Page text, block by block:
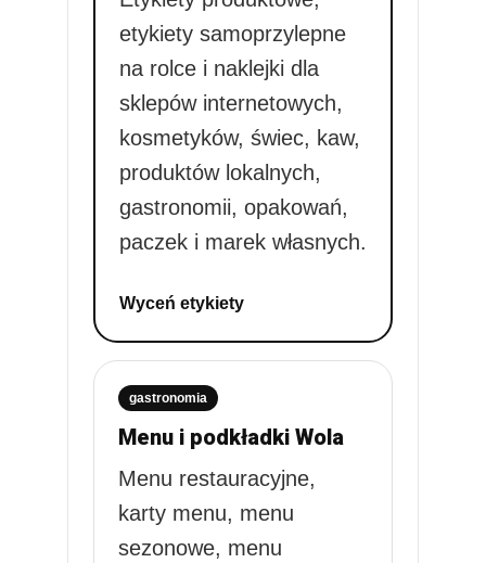
etykiety samoprzylepne
na rolce i naklejki dla
sklepów internetowych,
kosmetyków, świec, kaw,
produktów lokalnych,
gastronomii, opakowań,
paczek i marek własnych.
Wyceń etykiety
gastronomia
Menu i podkładki Wola
Menu restauracyjne,
karty menu, menu
sezonowe, menu